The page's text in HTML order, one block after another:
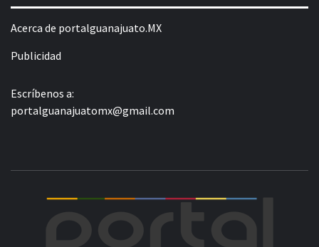
Acerca de portalguanajuato.MX
Publicidad
Escríbenos a:
portalguanajuatomx@gmail.com